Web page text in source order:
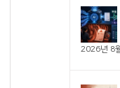
2026년 8